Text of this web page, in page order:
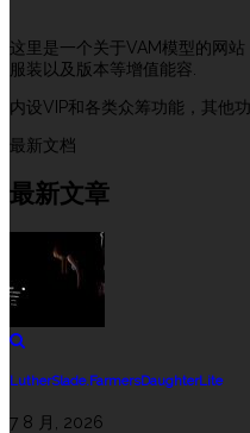
这里是一个关于VAM模型的网站
服装以及版本等增值能容.
内设VIP和各类众筹功能，其他
最新文档
最新文章
LutherSlade.FarmersDaughterLite
7 8 月, 2026